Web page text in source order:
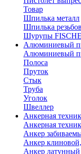
Товар
Шпилька металл
Шпилька
Шурупы
Алюминиевый
Алюминиевый
Полоса
Пруток
Стык
Труба
Уголок
Швеллер
Анкерная
Анкерная
Анкер
Анкер
Анкер